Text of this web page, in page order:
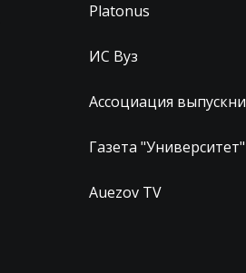
Platonus
ИС Вуз
Ассоциация
Газета "Университет"
Auezov TV